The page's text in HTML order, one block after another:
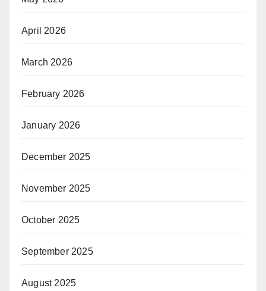
April 2026
March 2026
February 2026
January 2026
December 2025
November 2025
October 2025
September 2025
August 2025